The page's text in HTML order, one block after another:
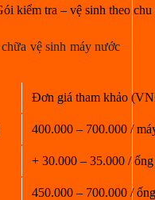
kiểm tra – vệ sinh theo
vệ sinh máy nước
Đơn giá tham khảo
400.000 – 700.000 /
+ 30.000 – 35.000 / ống
450.000 – 700.000 / ống